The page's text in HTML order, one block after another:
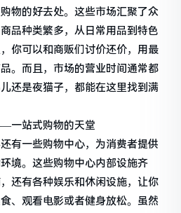
物的好去处。这些市场汇聚了众
品种类繁多，从日常用品到特色
你可以和商贩们讨价还价，用最
。而且，市场的营业时间通常都
还是夜猫子，都能在这里找到满
一站式购物的天堂
有一些购物中心，为消费者提供
境。这些购物中心内部设施齐
还有各种娱乐和休闲设施，让你
、观看电影或者健身放松。虽然